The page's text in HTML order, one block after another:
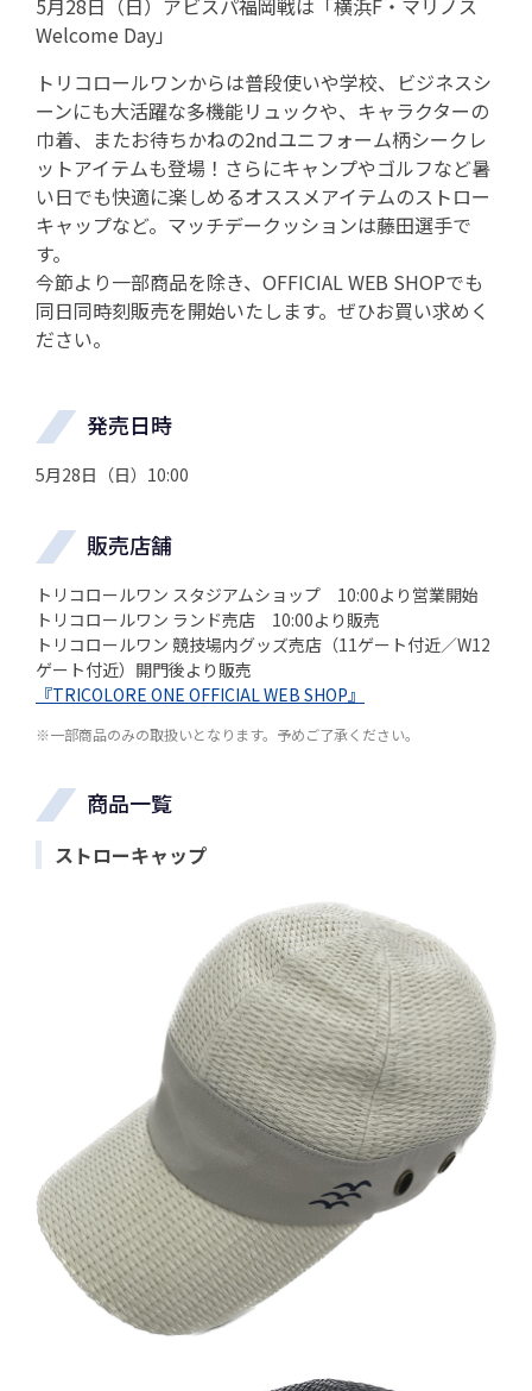
5月28日（日）アビスパ福岡戦は「横浜F・マリノス
Welcome Day」
トリコロールワンからは普段使いや学校、ビジネスシ
ーンにも大活躍な多機能リュックや、キャラクターの
巾着、またお待ちかねの2ndユニフォーム柄シークレ
ットアイテムも登場！さらにキャンプやゴルフなど暑
い日でも快適に楽しめるオススメアイテムのストロー
キャップなど。マッチデークッションは藤田選手で
す。
今節より一部商品を除き、OFFICIAL WEB SHOPでも
同日同時刻販売を開始いたします。ぜひお買い求めく
ださい。
発売日時
5月28日（日）10:00
販売店舗
トリコロールワン スタジアムショップ 10:00より営業開始
トリコロールワン ランド売店 10:00より販売
トリコロールワン 競技場内グッズ売店（11ゲート付近／W12
ゲート付近）開門後より販売
『TRICOLORE ONE OFFICIAL WEB SHOP』
※一部商品のみの取扱いとなります。予めご了承ください。
商品一覧
ストローキャップ